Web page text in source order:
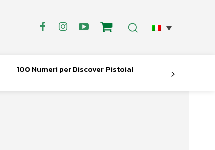
100 Numeri per Discover Pistoia!